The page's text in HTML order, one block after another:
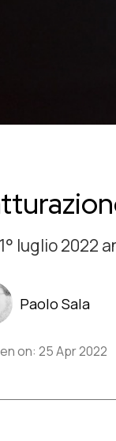
luglio 2022
Paolo Sala
on: 25 Apr 2022